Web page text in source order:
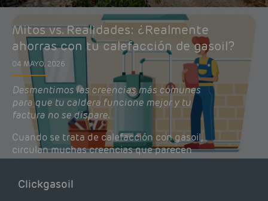
Mitos vs. Realidades: ¿Realmente
ahorras con tu calefacción de gasoil?
04 MAYO, 2026
Desmentimos las creencias más comunes
para que tu caldera funcione mejor y tu
factura no se dispare.
Cuando se trata de calefacción con gasoil,
circulan muchas creencias que parecen
lógicas pero que, en realidad, pueden estar
de tu caldera. Pocas se contrastan con lo que
Clickgasoil